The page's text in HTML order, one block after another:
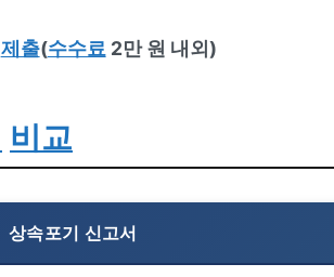
제출(수수료 2만 원 내외)
비교
상속포기 신고서